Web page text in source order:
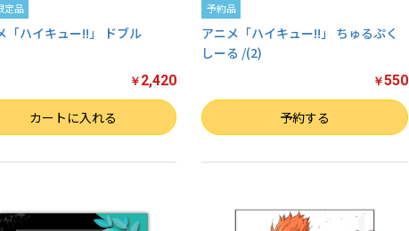
定品
「ハイキュー!!」 ドブル
￥ 2,420
カートに入れる
予約品
アニメ「ハイキュー!!」 ちゅるぷく
しーる /(2)
￥550
数量 予約する